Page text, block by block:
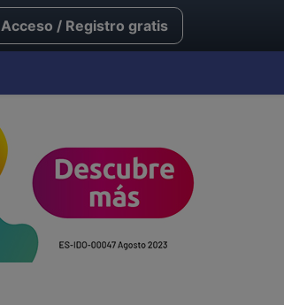
Acceso / Registro gratis